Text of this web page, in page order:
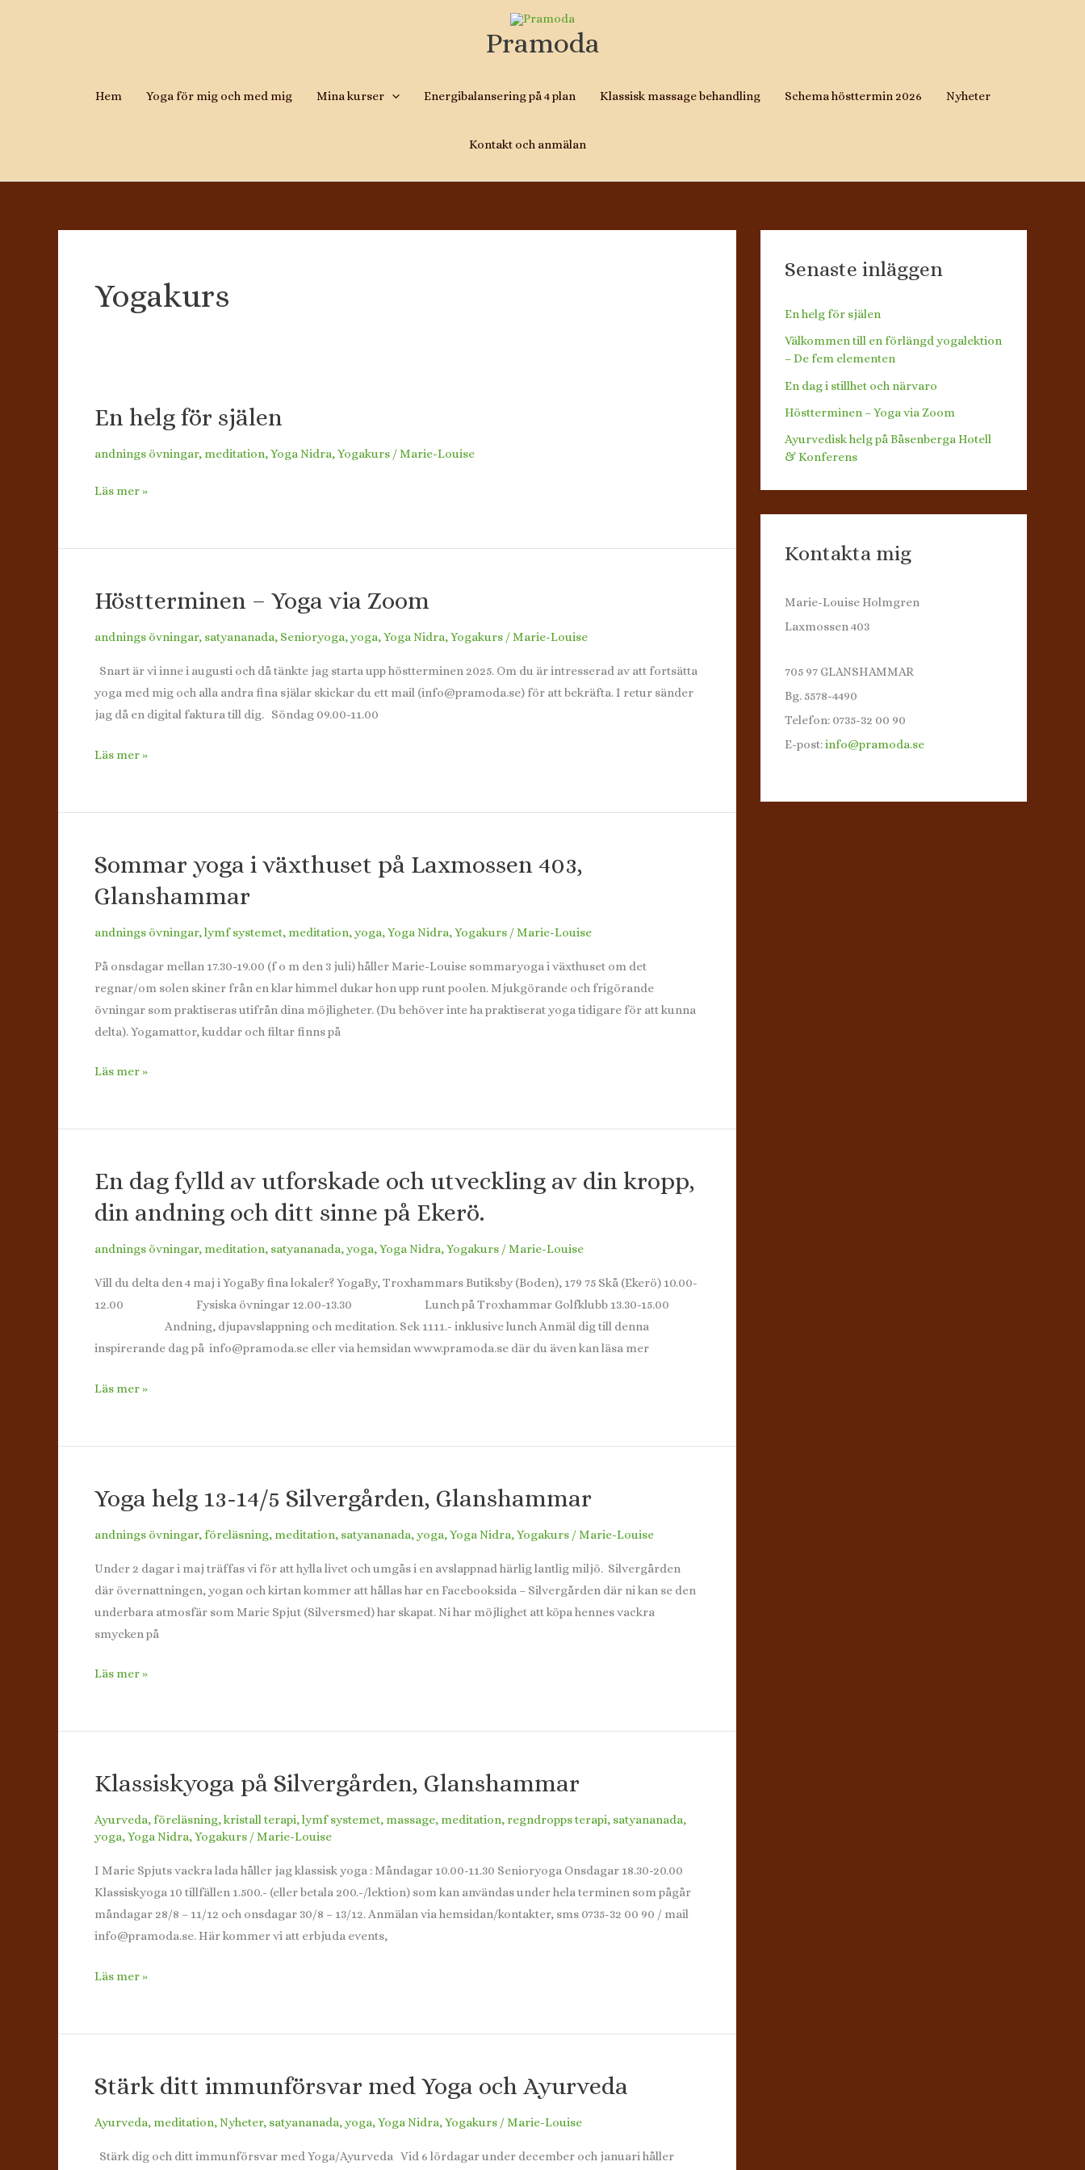
Pramoda
Hem Yoga för mig och med mig Mina kurser Energibalansering på 4 plan Klassisk massage behandling Schema hösttermin 2026 Nyheter
Kontakt och anmälan
Yogakurs
En helg för själen
andnings övningar, meditation,Yoga Nidra,Yogakurs /Marie-Louise
En
Läs mer »
Höstterminen – Yoga via Zoom
andnings övningar, satyananada, Senioryoga,yoga,Yoga Nidra,Yogakurs /Marie-Louise
Snart är vi inne i augusti och då tänkte jag starta upp höstterminen 2025. Om du är intresserad av att fortsätta
yoga med mig och alla andra fina själar skickar du ett mail (info@pramoda.se) för att bekräfta. I retur sänder
jag då en digital faktura till dig. Söndag 09.00-11.00
Höstterminen
Läs mer »
Sommar yoga i växthuset på Laxmossen 403,
Glanshammar
andnings övningar,lymf systemet, meditation,yoga,Yoga Nidra,Yogakurs /Marie-Louise
På onsdagar mellan 17.30-19.00 (f o m den 3 juli) håller Marie-Louise sommaryoga i växthuset om det
regnar/om solen skiner från en klar himmel dukar hon upp runt poolen. Mjukgörande och frigörande
övningar som praktiseras utifrån dina möjligheter. (Du behöver inte ha praktiserat yoga tidigare för att kunna
delta). Yogamattor, kuddar och filtar finns på
Sommar
Laxmossen
403,
Glanshammar
Läs mer »
En dag fylld av utforskade och utveckling av din kropp,
din andning och ditt sinne på Ekerö.
andnings övningar, meditation, satyananada,yoga,Yoga Nidra,Yogakurs /Marie-Louise
Vill du delta den 4 maj i YogaBy fina lokaler? YogaBy, Troxhammars Butiksby (Boden), 179 75 Skå (Ekerö) 10.00-
12.00 Fysiska övningar 12.00-13.30 Lunch på Troxhammar Golfklubb 13.30-15.00
Andning, djupavslappning och meditation. Sek 1111.- inklusive lunch Anmäl dig till denna
inspirerande dag på info@pramoda.se eller via hemsidan www.pramoda.se där du även kan läsa mer
En
och
av
din
kropp,
andning
ditt
Ekerö.
Läs mer »
Yoga helg 13-14/5 Silvergården, Glanshammar
andnings övningar, föreläsning, meditation, satyananada,yoga,Yoga Nidra,Yogakurs /Marie-Louise
Under 2 dagar i maj träffas vi för att hylla livet och umgås i en avslappnad härlig lantlig miljö. Silvergården
där övernattningen, yogan och kirtan kommer att hållas har en Facebooksida – Silvergården där ni kan se den
underbara atmosfär som Marie Spjut (Silversmed) har skapat. Ni har möjlighet att köpa hennes vackra
smycken på
Yoga
Glanshammar
Läs mer »
Klassiskyoga på Silvergården, Glanshammar
Ayurveda, föreläsning,kristall terapi,lymf systemet, massage, meditation, regndropps terapi, satyananada,
yoga,Yoga Nidra,Yogakurs /Marie-Louise
I Marie Spjuts vackra lada håller jag klassisk yoga : Måndagar 10.00-11.30 Senioryoga Onsdagar 18.30-20.00
Klassiskyoga 10 tillfällen 1.500.- (eller betala 200.-/lektion) som kan användas under hela terminen som pågår
måndagar 28/8 – 11/12 och onsdagar 30/8 – 13/12. Anmälan via hemsidan/kontakter, sms 0735-32 00 90 / mail
info@pramoda.se. Här kommer vi att erbjuda events,
Klassiskyoga
Läs mer »
Stärk ditt immunförsvar med Yoga och Ayurveda
Ayurveda, meditation,Nyheter, satyananada,yoga,Yoga Nidra,Yogakurs /Marie-Louise
Stärk dig och ditt immunförsvar med Yoga/Ayurveda Vid 6 lördagar under december och januari håller
Senaste inläggen
En helg för själen
Välkommen till en förlängd yogalektion
– De fem elementen
En dag i stillhet och närvaro
Höstterminen – Yoga via Zoom
Ayurvedisk helg på Båsenberga Hotell
& Konferens
Kontakta mig
Marie-Louise Holmgren
Laxmossen 403
705 97 GLANSHAMMAR
Bg. 5578-4490
Telefon: 0735-32 00 90
E-post:info@pramoda.se